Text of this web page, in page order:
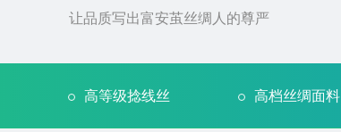
让品质写出富安茧丝绸人的尊严
高等级捻线丝 高档丝绸面料